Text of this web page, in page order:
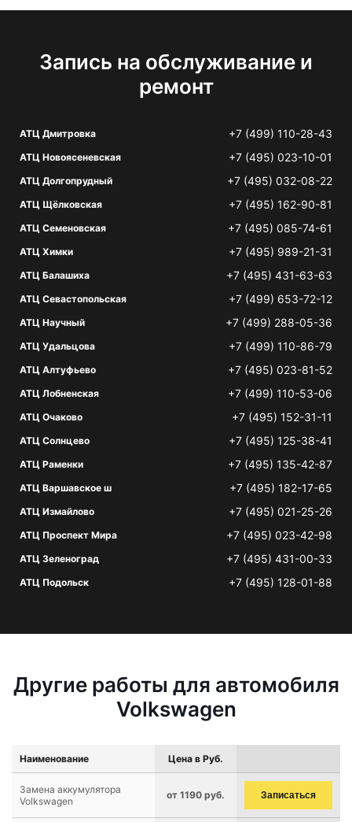
Запись на обслуживание и
ремонт
АТЦ Дмитровка +7 (499) 110-28-43
АТЦ Новоясеневская +7 (495) 023-10-01
АТЦ Долгопрудный +7 (495) 032-08-22
АТЦ Щёлковская +7 (495) 162-90-81
АТЦ Семеновская +7 (495) 085-74-61
АТЦ Химки +7 (495) 989-21-31
АТЦ Балашиха +7 (495) 431-63-63
АТЦ Севастопольская +7 (499) 653-72-12
АТЦ Научный +7 (499) 288-05-36
АТЦ Удальцова +7 (499) 110-86-79
АТЦ Алтуфьево +7 (495) 023-81-52
АТЦ Лобненская +7 (499) 110-53-06
АТЦ Очаково +7 (495) 152-31-11
АТЦ Солнцево +7 (495) 125-38-41
АТЦ Раменки +7 (495) 135-42-87
АТЦ Варшавское ш +7 (495) 182-17-65
АТЦ Измайлово +7 (495) 021-25-26
АТЦ Проспект Мира +7 (495) 023-42-98
АТЦ Зеленоград +7 (495) 431-00-33
АТЦ Подольск +7 (495) 128-01-88
Другие работы для автомобиля
Volkswagen
Наименование Цена в Руб.
Замена аккумулятора
Volkswagen
от 1190 руб. Записаться